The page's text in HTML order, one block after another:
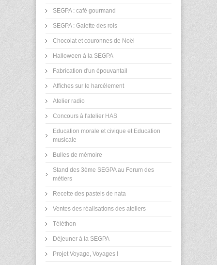
SEGPA : café gourmand
SEGPA : Galette des rois
Chocolat et couronnes de Noël
Halloween à la SEGPA
Fabrication d'un épouvantail
Affiches sur le harcélement
Atelier radio
Concours à l'atelier HAS
Education morale et civique et Education
musicale
Bulles de mémoire
Stand des 3ème SEGPA au Forum des
métiers
Recette des pasteis de nata
Ventes des réalisations des ateliers
Téléthon
Déjeuner à la SEGPA
Projet Voyage, Voyages !